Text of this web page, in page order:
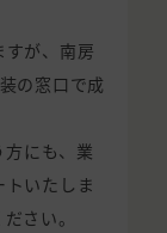
が、南房
の窓口で成
方にも、業
いたしま
さい。